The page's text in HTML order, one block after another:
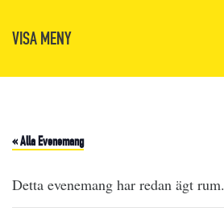
VISA MENY
« Alla Evenemang
Detta evenemang har redan ägt rum.